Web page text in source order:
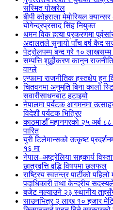
सस्मित पोखरेल
बीपी कोइराला मेमोरियल
योगेन्द्रप्रसाद सिंह नियुक्त
थमन विक हत्या प्रकरणमा
अदालतले सुनायो पाँच वर्ष कैद
पेट्रोलपम्प बन्द गरे १० लाखसम्म
सम्पत्ति शुद्धीकरण कानुन
वाग्ले
एन्फामा राजनीतिक हस्तक्षेप हुन
चितवनमा अनुमति बिना कालो
सवारीसाधनबाट हटाइयो
नेपालमा पर्यटक आगमनमा
विदेशी पर्यटक भित्रिए
काठमाडौँ महानगरको २५ अर्ब
पारित
युरी टिलेमान्सको उत्कृष्ट
१६ मा
नेपाल–अष्ट्रेलिया सहकार्य
छात्रवृत्ति वृद्धि विषयमा छलफल
राष्ट्रिय स्वतन्त्र पार्टीको
पदाधिकारी तथा केन्द्रीय
बजेट नल्याउने २३ स्थानीय
साउनभित्र २ लाख १० हजार